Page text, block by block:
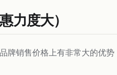
力度大）
牌销售价格上有非常大的优势